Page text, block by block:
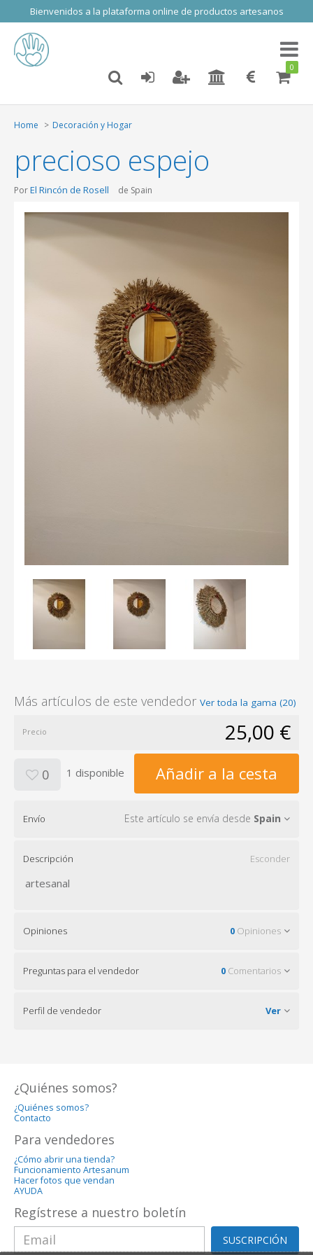
Bienvenidos a la plataforma online de productos artesanos
Toggle
0
Home Decoración y Hogar
precioso espejo
PorEl Rincón de Rosell de Spain
Más artículos de este vendedor Ver toda la gama (20)
Precio 25,00 €
0 1 disponible Añadir a la cesta
Envío Este artículo se envía desde Spain
Descripción Esconder
artesanal
Opiniones 0 Opiniones
Preguntas para el vendedor 0 Comentarios
Perfil de vendedor Ver
¿Quiénes somos?
¿Quiénes somos?
Contacto
Para vendedores
¿Cómo abrir una tienda?
Funcionamiento Artesanum
Hacer fotos que vendan
AYUDA
Regístrese a nuestro boletín
SUSCRIPCIÓN